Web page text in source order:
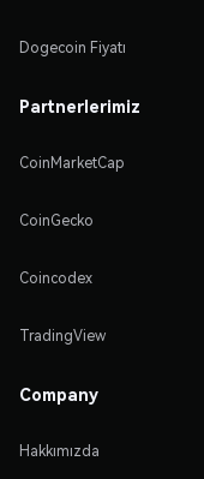
Dogecoin Fiyatı
Partnerlerimiz
CoinMarketCap
CoinGecko
Coincodex
TradingView
Company
Hakkımızda